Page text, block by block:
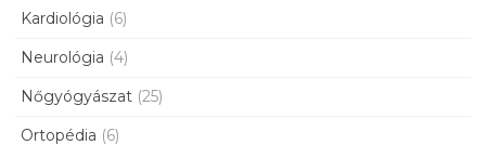
Kardiológia (6)
Neurológia (4)
Nőgyógyászat (25)
Ortopédia (6)